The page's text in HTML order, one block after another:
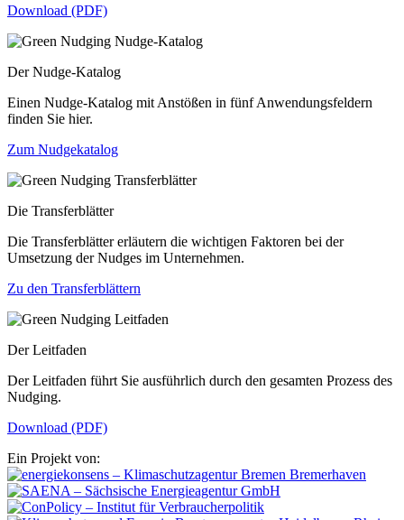
Download (PDF)
Der Nudge-Katalog
Einen Nudge-Katalog mit Anstößen in fünf Anwendungsfeldern
finden Sie hier.
Zum Nudgekatalog
Die Transferblätter
Die Transferblätter erläutern die wichtigen Faktoren bei der
Umsetzung der Nudges im Unternehmen.
Zu den Transferblättern
Der Leitfaden
Der Leitfaden führt Sie ausführlich durch den gesamten Prozess des
Nudging.
Download (PDF)
Ein Projekt von: